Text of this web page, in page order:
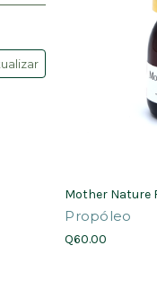
Mother Nature
Propóleo
Q60.00